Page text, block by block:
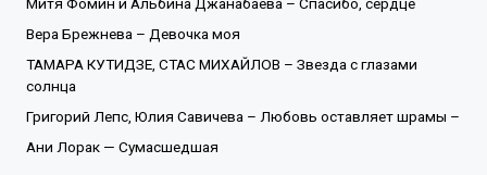
Вера Брежнева – Девочка моя
ТАМАРА КУТИДЗЕ, СТАС МИХАЙЛОВ – Звезда с глазами
солнца
Григорий Лепс, Юлия Савичева – Любовь оставляет шрамы –
Ани Лорак — Сумасшедшая